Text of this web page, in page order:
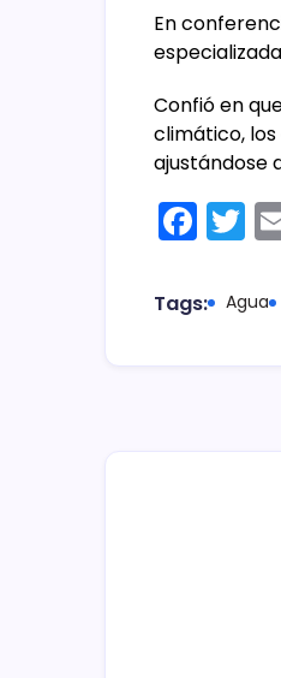
En
Confió en
climático,
ajustándose
F
a
c
T
w
itt
Tags: Agua